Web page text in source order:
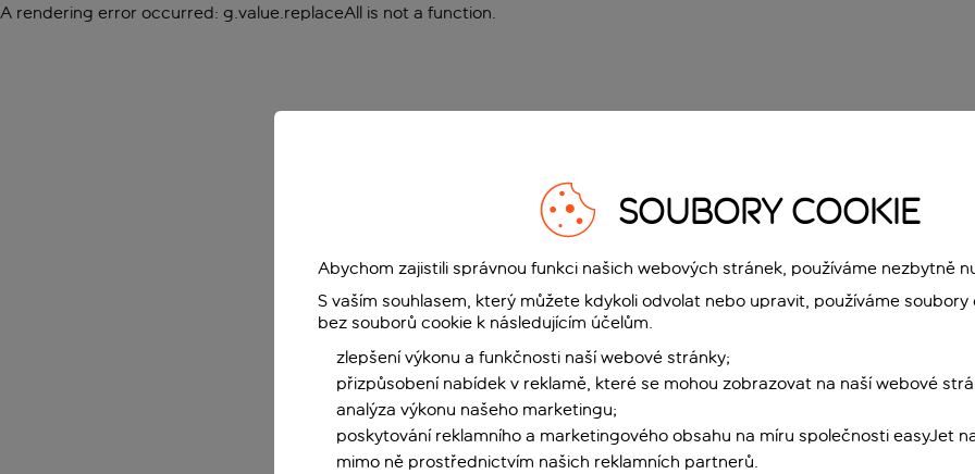
A rendering error occurred: g.value.replaceAll is not a function.
SOUBORY COOKIE
Abychom zajistili správnou funkci našich webových stránek, používáme nezbytně
S vaším souhlasem, který můžete kdykoli odvolat nebo upravit, používáme
bez souborů cookie k následujícím účelům.
zlepšení výkonu a funkčnosti naší webové stránky;
přizpůsobení nabídek v reklamě, které se mohou zobrazovat na naší webové
analýza výkonu našeho marketingu;
poskytování reklamního a marketingového obsahu na míru společnosti easyJet
mimo ně prostřednictvím našich reklamních partnerů.